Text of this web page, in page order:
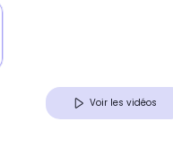
Voir les vidéos